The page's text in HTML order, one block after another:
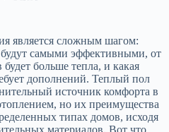
является сложным шагом:
самыми эффективными, от
больше тепла, и какая
дополнений. Теплый пол
источник комфорта в
но их преимущества
типах домов, исходя
материалов. Вот что